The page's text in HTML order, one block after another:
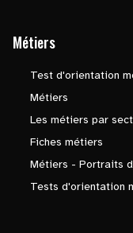
Métiers
Test d'orientation
Métiers
Les métiers par
Fiches métiers
Métiers - Portraits
Tests d'orientation